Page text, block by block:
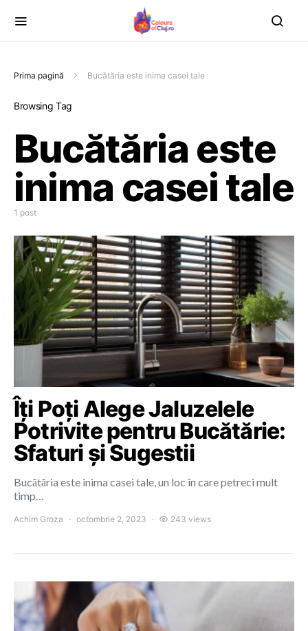
Prima pagină Bucătăria este inima casei tale
Browsing Tag
Bucătăria este
inima casei tale
1 post
Îți Poți Alege Jaluzelele
Potrivite pentru Bucătărie:
Sfaturi și Sugestii
Bucătăria este inima casei tale, un loc în care petreci mult
timp…
Achim Groza octombrie 2, 2023 243 views